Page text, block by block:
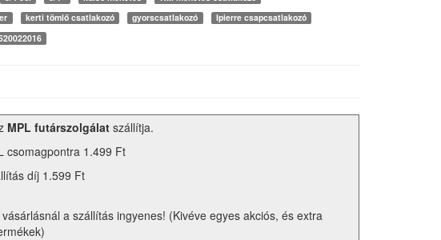
kerti tömlő csatlakozó gyorscsatlakozó
Ipierre csapcsatlakozó
MPL futárszolgálat szállítja.
csomagpontra 1.499 Ft
díj 1.599 Ft
a szállítás ingyenes! (Kivéve egyes akciós, és extra